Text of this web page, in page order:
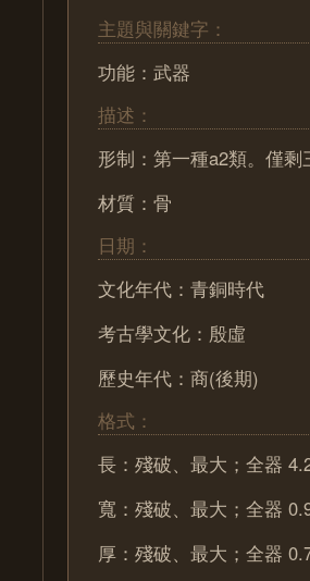
主題與關鍵字：
功能：武器
描述：
形制：第一種a2類。僅剩
材質：骨
日期：
文化年代：青銅時代
考古學文化：殷虛
歷史年代：商(後期)
格式：
長：殘破、最大；全器
寬：殘破、最大；全器
厚：殘破、最大；全器